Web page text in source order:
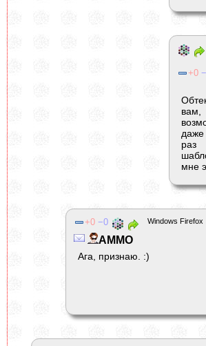
0
вам,
раз
мне
Windows Firefox
0 0
AMMO
Ага, признаю. :)